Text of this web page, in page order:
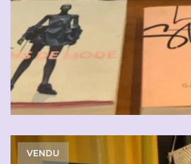
VENDU